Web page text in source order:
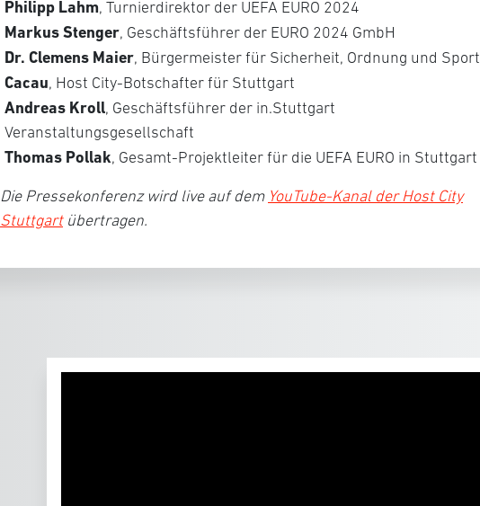
Philipp Lahm, Turnierdirektor der UEFA EURO 2024
Markus Stenger, Geschäftsführer der EURO 2024 GmbH
Dr. Clemens Maier, Bürgermeister für Sicherheit, Ordnung und Sport
Cacau, Host City-Botschafter für Stuttgart
Andreas Kroll, Geschäftsführer der in.Stuttgart
Veranstaltungsgesellschaft
Thomas Pollak, Gesamt-Projektleiter für die UEFA EURO in Stuttgart
Die Pressekonferenz wird live auf dem YouTube-Kanal der Host City
Stuttgartübertragen.